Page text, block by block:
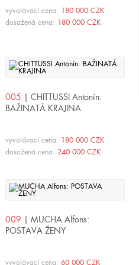
vyvolávací cena: 180 000 CZK
dosažená cena: 180 000 CZK
005 | CHITTUSSI Antonín:
BAŽINATÁ KRAJINA
vyvolávací cena: 180 000 CZK
dosažená cena: 240 000 CZK
009 | MUCHA Alfons:
POSTAVA ŽENY
vyvolávací cena: 60 000 CZK